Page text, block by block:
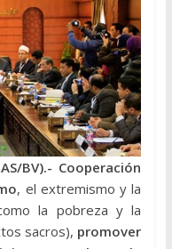
BV).- Cooperación
, el extremismo y la
la pobreza y la
sacros), promover